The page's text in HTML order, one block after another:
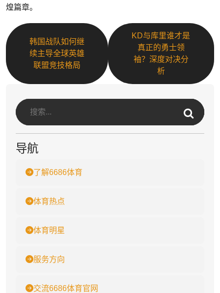
煌篇章。
韩国战队如何继
续主导全球英雄
联盟竞技格局
KD与库里谁才是
真正的勇士领
袖？深度对决分
析
导航
了解6686体育
体育热点
体育明星
服务方向
交流6686体育官网